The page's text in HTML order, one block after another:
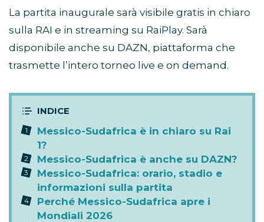
La partita inaugurale sarà visibile gratis in chiaro
sulla RAI e in streaming su RaiPlay. Sarà
disponibile anche su DAZN, piattaforma che
trasmette l’intero torneo live e on demand.
Messico-Sudafrica è in chiaro su Rai
1?
Messico-Sudafrica è anche su DAZN?
Messico-Sudafrica: orario, stadio e
informazioni sulla partita
Perché Messico-Sudafrica apre i
Mondiali 2026